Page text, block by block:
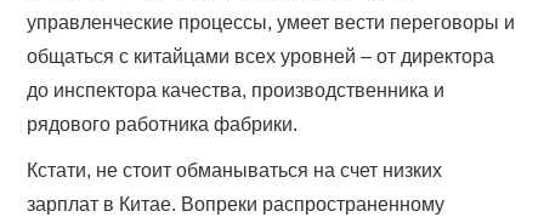
управленческие процессы, умеет вести переговоры и
общаться с китайцами всех уровней – от директора
до инспектора качества, производственника и
рядового работника фабрики.
Кстати, не стоит обманываться на счет низких
зарплат в Китае. Вопреки распространенному